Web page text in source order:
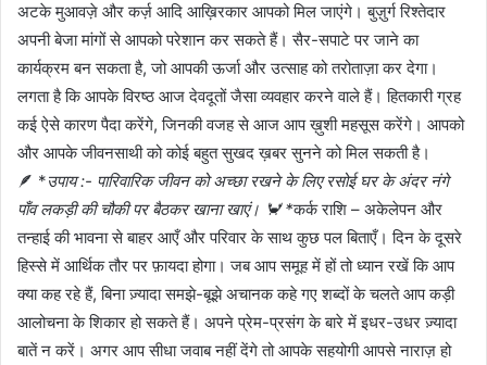
अटके मुआवज़े और कर्ज़ आदि आख़िरकार आपको मिल जाएंगे। बुज़ुर्ग रिश्तेदार
अपनी बेजा मांगों से आपको परेशान कर सकते हैं। सैर-सपाटे पर जाने का
कार्यक्रम बन सकता है, जो आपकी ऊर्जा और उत्साह को तरोताज़ा कर देगा।
लगता है कि आपके विरष्ठ आज देवदूतों जैसा व्यवहार करने वाले हैं। हितकारी ग्रह
कई ऐसे कारण पैदा करेंगे, जिनकी वजह से आज आप ख़ुशी महसूस करेंगे। आपको
और आपके जीवनसाथी को कोई बहुत सुखद ख़बर सुनने को मिल सकती है।
🪶 *उपाय :- पारिवारिक जीवन को अच्छा रखने के लिए रसोई घर के अंदर नंगे
पाँव लकड़ी की चौकी पर बैठकर खाना खाएं। 🦀 *कर्क राशि – अकेलेपन और
तन्हाई की भावना से बाहर आएँ और परिवार के साथ कुछ पल बिताएँ। दिन के दूसरे
हिस्से में आर्थिक तौर पर फ़ायदा होगा। जब आप समूह में हों तो ध्यान रखें कि आप
क्या कह रहे हैं, बिना ज़्यादा समझे-बूझे अचानक कहे गए शब्दों के चलते आप कड़ी
आलोचना के शिकार हो सकते हैं। अपने प्रेम-प्रसंग के बारे में इधर-उधर ज़्यादा
बातें न करें। अगर आप सीधा जवाब नहीं देंगे तो आपके सहयोगी आपसे नाराज़ हो